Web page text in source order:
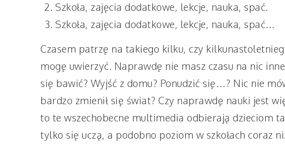
Szkoła, zajęcia dodatkowe, lekcje, nauka, spać.
Szkoła, zajęcia dodatkowe, lekcje, nauka, spać…
Czasem patrzę na takiego kilku, czy
mogę uwierzyć. Naprawdę nie masz czasu na nic
się bawić? Wyjść z domu? Ponudzić się…? Nic nie
bardzo zmienił się świat? Czy naprawdę nauki jest
to te wszechobecne multimedia odbierają dzieciom
tylko się uczą, a podobno poziom w szkołach coraz